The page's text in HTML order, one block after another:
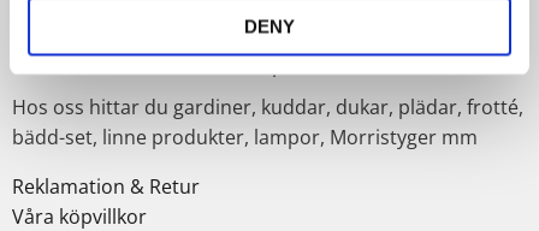
DENY
Välkommen till oss på Trendhuset webshop.
Vi har ett unikt helhetskoncept för hemmet.
Hos oss hittar du gardiner, kuddar, dukar, plädar, frotté,
bädd-set, linne produkter, lampor, Morristyger mm
Reklamation & Retur
Våra köpvillkor